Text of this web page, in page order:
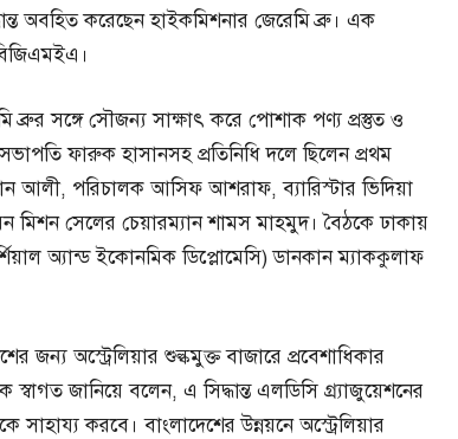
অবহিত করেছেন হাইকমিশনার জেরেমি ব্রু। এক
ব্রুর সঙ্গে সৌজন্য সাক্ষাৎ করে পোশাক পণ্য প্রস্তুত ও
ফারুক হাসানসহ প্রতিনিধি দলে ছিলেন প্রথম
পরিচালক আসিফ আশরাফ, ব্যারিস্টার ভিদিয়া
মিশন সেলের চেয়ারম্যান শামস মাহমুদ। বৈঠকে ঢাকায়
অ্যান্ড ইকোনমিক ডিপ্লোমেসি) ডানকান ম্যাককুলাফ
জন্য অস্ট্রেলিয়ার শুল্কমুক্ত বাজারে প্রবেশাধিকার
স্বাগত জানিয়ে বলেন, এ সিদ্ধান্ত এলডিসি গ্র্যাজুয়েশনের
সাহায্য করবে। বাংলাদেশের উন্নয়নে অস্ট্রেলিয়ার